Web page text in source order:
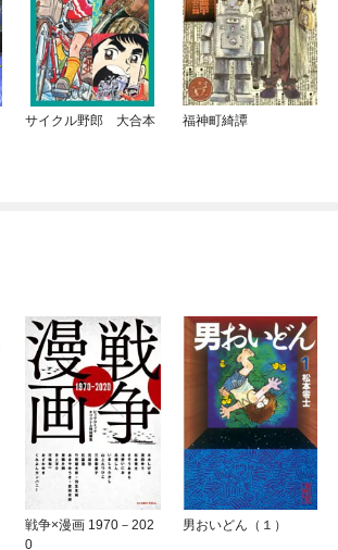
サイクル野郎 大合本 福神町綺譚
戦争×漫画 1970－202
0
男おいどん（１）